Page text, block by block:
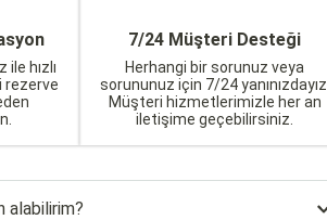
hızlı
rezerve
7/24 Müşteri Desteği
Herhangi bir sorunuz veya
sorununuz için 7/24 yanınızdayız.
Müşteri hizmetlerimizle her an
iletişime geçebilirsiniz.
alabilirim?